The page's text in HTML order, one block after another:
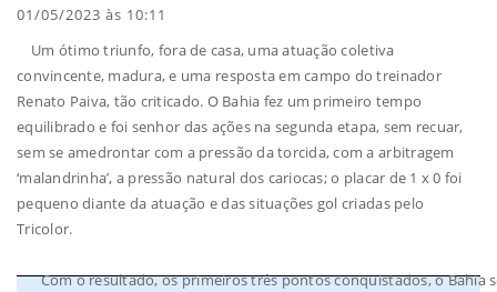
01/05/2023 às 10:11
Um ótimo triunfo, fora de casa, uma atuação coletiva
convincente, madura, e uma resposta em campo do treinador
Renato Paiva, tão criticado. O Bahia fez um primeiro tempo
equilibrado e foi senhor das ações na segunda etapa, sem recuar,
sem se amedrontar com a pressão da torcida, com a arbitragem
‘malandrinha’, a pressão natural dos cariocas; o placar de 1 x 0 foi
pequeno diante da atuação e das situações gol criadas pelo
Tricolor.
Com o resultado, os primeiros três pontos conquistados, o Bahia